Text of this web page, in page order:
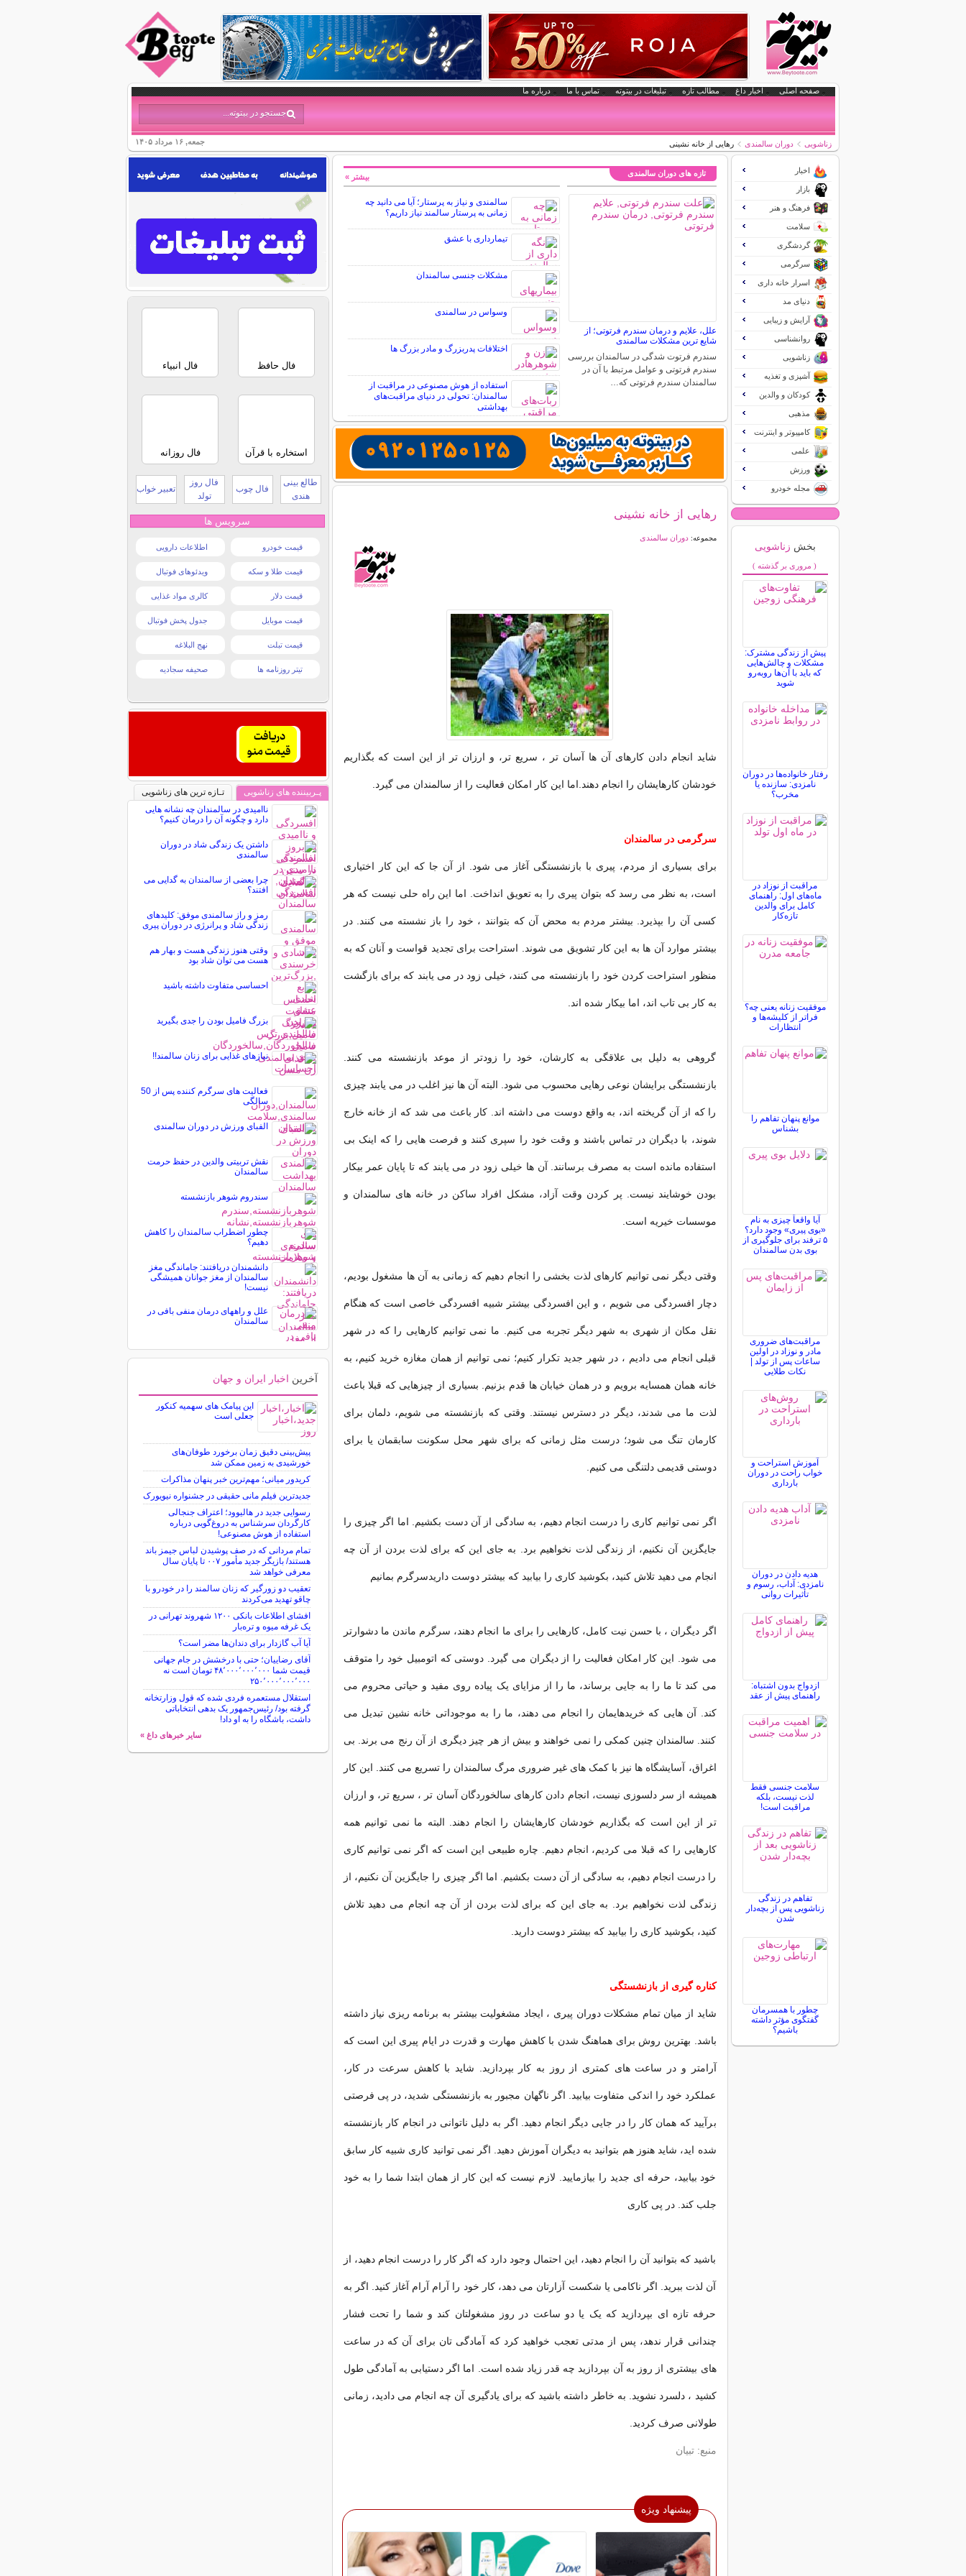
صفحه اصلی اخبار داغ مطالب تازه تبلیغات در بیتوته تماس با ما درباره ما
جمعه, ۱۶ مرداد ۱۴۰۵ زناشویی دوران سالمندی رهایی از خانه نشینی
تازه های دوران سالمندی
علل، علایم و درمان سندرم فرتوتی؛ از
شایع ترین مشکلات سالمندی
سندرم فرتوت شدگی در سالمندان بررسی
سندرم فرتوتی و عوامل مرتبط با آن در
سالمندان سندرم فرتوتی که…
سالمندی و نیاز به پرستار؛ آیا می دانید چه
زمانی به پرستار سالمند نیاز داریم؟
تیمارداری با عشق
مشکلات جنسی سالمندان
وسواس در سالمندی
اختلافات پدربزرگ و مادر بزرگ ها
استفاده از هوش مصنوعی در مراقبت از
سالمندان: تحولی در دنیای مراقبت‌های
بهداشتی
بیشتر »
رهایی از خانه نشینی
مجموعه:دوران سالمندی
شاید انجام دادن کارهای آن ها آسان تر ، سریع تر، و ارزان تر از این است که بگذاریم
خودشان کارهایشان را انجام دهند.اما این کار امکان فعالیت را از سالمندان می گیرد.
سرگرمی در سالمندان
برای بسیاری از مردم، پیری با بازنشستگی آغاز می شود. از آن جا که این کار اختیاری
است، به نظر می رسد که بتوان پیری را به تعویق انداخت. اما این راه حلی نیست که هر
کسی آن را بپذیرد. بیشتر مردم به محض آن که بتوانند ، خود را باز نشسته می کنند. در
بیشتر موارد آن ها به این کار تشویق می شوند. استراحت برای تجدید قواست و آنان که به
منظور استراحت کردن خود را بازنشسته می کنند، خیلی زود در می یابند که برای بازگشت
به کار بی تاب اند، اما بیکار شده اند.
گروهی به دلیل بی علاقگی به کارشان، خود را زودتر از موعد بازنشسته می کنند.
بازنشستگی برایشان نوعی رهایی محسوب می شود. البته آن ها نیز اغلب در می یابند چیزی
را که از آن گریخته اند، به واقع دوست می داشته اند. کار باعث می شد که از خانه خارج
شوند، با دیگران در تماس باشند و وقت خود را سپری کنند و فرصت هایی را که اینک بی
استفاده مانده است به مصرف برسانند. آن ها خیلی زود در می یابند که تا پایان عمر بیکار
بودن خوشایند نیست. پر کردن وقت آزاد، مشکل افراد ساکن در خانه های سالمندان و
موسسات خیریه است.
وقتی دیگر نمی توانیم کارهای لذت بخشی را انجام دهیم که زمانی به آن ها مشغول بودیم،
دچار افسردگی می شویم ، و این افسردگی بیشتر شبیه افسردگی خاصی است که هنگام
نقل مکان از شهری به شهر دیگر تجربه می کنیم. ما نمی توانیم کارهایی را که در شهر
قبلی انجام می دادیم ، در شهر جدید تکرار کنیم؛ نمی توانیم از همان مغازه خرید کنیم، به
خانه همان همسایه برویم و در همان خیابان ها قدم بزنیم. بسیاری از چیزهایی که قبلا باعث
لذت ما می شدند، دیگر در دسترس نیستند. وقتی که بازنشسته می شویم، دلمان برای
کارمان تنگ می شود؛ درست مثل زمانی که برای شهر محل سکونت سابقمان یا برای
دوستی قدیمی دلتنگی می کنیم.
اگر نمی توانیم کاری را درست انجام دهیم، به سادگی از آن دست بکشیم. اما اگر چیزی را
جایگزین آن نکنیم، از زندگی لذت نخواهیم برد. به جای این که برای لذت بردن از آن چه
انجام می دهید تلاش کنید، بکوشید کاری را بیابید که بیشتر دوست داریدسرگرم بمانیم
اگر دیگران ، با حسن نیت کامل، کارهایی را برای ما انجام دهند، سرگرم ماندن ما دشوارتر
می شود. این کار امکان فعالیت را از دیگران می گیرد. دوستی که اتومبیل خود را متوقف
می کند تا ما را به جایی برساند، ما را از مزایای یک پیاده روی مفید و حیاتی محروم می
کند. آن هایی که خریدهایمان را انجام می دهند، ما را به موجوداتی خانه نشین تبدیل می
کنند. سالمندان چنین کمکی را نمی خواهند و بیش از هر چیز دیگری از آن رنج می برند. بی
اغراق، آسایشگاه ها نیز با کمک های غیر ضروری مرگ سالمندان را تسریع می کنند. این کار
همیشه از سر دلسوزی نیست، انجام دادن کارهای سالخوردگان آسان تر ، سریع تر، و ارزان
تر از این است که بگذاریم خودشان کارهایشان را انجام دهند. البته ما نمی توانیم همه
کارهایی را که قبلا می کردیم، انجام دهیم. چاره طبیعی این است که اگر نمی توانیم کاری
را درست انجام دهیم، به سادگی از آن دست بکشیم. اما اگر چیزی را جایگزین آن نکنیم، از
زندگی لذت نخواهیم برد. به جای این که برای لذت بردن از آن چه انجام می دهید تلاش
کنید، بکوشید کاری را بیابید که بیشتر دوست دارید.
کناره گیری از بازنشستگی
شاید از میان تمام مشکلات دوران پیری ، ایجاد مشغولیت بیشتر به برنامه ریزی نیاز داشته
باشد. بهترین روش برای هماهنگ شدن با کاهش مهارت و قدرت در ایام پیری این است که
آرامتر و در ساعت های کمتری از روز به کار بپردازید. شاید با کاهش سرعت در کار،
عملکرد خود را اندکی متفاوت بیابید. اگر ناگهان مجبور به بازنشستگی شدید، در پی فرصتی
برآیید که همان کار را در جایی دیگر انجام دهید. اگر به دلیل ناتوانی در انجام کار بازنشسته
شده اید، شاید هنوز هم بتوانید به دیگران آموزش دهید. اگر نمی توانید کاری شبیه کار سابق
خود بیابید، حرفه ای جدید را بیازمایید. لازم نیست که این کار از همان ابتدا شما را به خود
جلب کند. در پی کاری
باشید که بتوانید آن را انجام دهید، این احتمال وجود دارد که اگر کار را درست انجام دهید، از
آن لذت ببرید. اگر ناکامی یا شکست آزارتان می دهد، کار خود را آرام آرام آغاز کنید. اگر به
حرفه تازه ای بپردازید که یک یا دو ساعت در روز مشغولتان کند و شما را تحت فشار
چندانی قرار ندهد، پس از مدتی تعجب خواهید کرد که آمادگی تان برای آن که در ساعت
های بیشتری از روز به آن بپردازید چه قدر زیاد شده است. اما اگر دستیابی به آمادگی طول
کشید ، دلسرد نشوید. به خاطر داشته باشید که برای یادگیری آن چه انجام می دادید، زمانی
طولانی صرف کردید.
منبع: تبیان
پیشنهاد ویژه
اخبار
بازار
فرهنگ و هنر
سلامت
گردشگری
سرگرمی
اسرار خانه داری
دنیای مد
آرایش و زیبایی
روانشناسی
زناشویی
آشپزی و تغذیه
کودکان و والدین
مذهبی
کامپیوتر و اینترنت
علمی
ورزش
مجله خودرو
بخش زناشویی
( مروری بر گذشته )
پیش از زندگی مشترک:
مشکلات و چالش‌هایی
که باید با آن‌ها روبه‌رو
شوید
رفتار خانواده‌ها در دوران
نامزدی: سازنده یا
مخرب؟
مراقبت از نوزاد در
ماه‌های اول: راهنمای
کامل برای والدین
تازه‌کار
موفقیت زنانه یعنی چه؟
فراتر از کلیشه‌ها و
انتظارات
موانع پنهان تفاهم را
بشناس
آیا واقعاً چیزی به نام
«بوی پیری» وجود دارد؟
۵ ترفند برای جلوگیری از
بوی بدن سالمندان
مراقبت‌های ضروری
مادر و نوزاد در اولین
ساعات پس از تولد |
نکات طلایی
آموزش استراحت و
خواب راحت در دوران
بارداری
هدیه دادن در دوران
نامزدی: آداب، رسوم و
تأثیرات روانی
ازدواج بدون اشتباه:
راهنمای پیش از عقد
سلامت جنسی فقط
لذت نیست، بلکه
مراقبت است!
تفاهم در زندگی
زناشویی پس از بچه‌دار
شدن
چطور با همسرمان
گفتگوی مؤثر داشته
باشیم؟
فال حافظ فال انبیاء
استخاره با قرآن فال روزانه
طالع بینی
هندی
فال چوب
فال روز
تولد
تعبیر خواب
سرویس ها
قیمت خودرو اطلاعات دارویی
قیمت طلا و سکه ویدئوهای فوتبال
قیمت دلار کالری مواد غذایی
قیمت موبایل جدول پخش فوتبال
قیمت تبلت نهج البلاغه
تیتر روزنامه ها صحیفه سجادیه
پـربیننده های زناشویی
تـازه ترین های زناشویی
ناامیدی در سالمندان چه نشانه هایی
دارد و چگونه آن را درمان کنیم؟
داشتن یک زندگی شاد در دوران
سالمندی
چرا بعضی از سالمندان به گدایی می
افتند؟
رمز و راز سالمندی موفق: کلیدهای
زندگی شاد و پرانرژی در دوران پیری
وقتی هنوز زندگی هست و بهار هم
هست می توان شاد بود
احساسی متفاوت داشته باشید
بزرگ فامیل بودن را جدی بگیرید
نیازهای غذایی برای زنان سالمند!!
فعالیت های سرگرم کننده پس از 50
سالگی
الفبای ورزش در دوران سالمندی
نقش تربیتی والدین در حفظ حرمت
سالمندان
سندروم شوهر بازنشسته
چطور اضطراب سالمندان را کاهش
دهیم؟
دانشمندان دریافتند: جاماندگی مغز
سالمندان از مغز جوانان همیشگی
نیست!
علل و راههای درمان منفی بافی در
سالمندان
آخرین اخبار ایران و جهان
این پیامک های سهمیه کنکور
جعلی است
پیش‌بینی دقیق زمان برخورد طوفان‌های
خورشیدی به زمین ممکن شد
کریدور میانی؛ مهم‌ترین خبر پنهان مذاکرات
جدیدترین فیلم مانی حقیقی در جشنواره نیویورک
رسوایی جدید در هالیوود؛ اعتراف جنجالی
کارگردان سرشناس به دروغ‌گویی درباره
استفاده از هوش مصنوعی!
تمام مردانی که در صف پوشیدن لباس جیمز باند
هستند/ بازیگر جدید مأمور ۰۰۷ تا پایان سال
معرفی خواهد شد
تعقیب دو زورگیر که زنان سالمند را در خودرو با
چاقو تهدید می‌کردند
افشای اطلاعات بانکی ۱۲۰۰ شهروند تهرانی در
یک غرفه میوه و تره‌بار
آیا آب گازدار برای دندان‌ها مضر است؟
آقای رضاییان؛ حتی با درخشش در جام جهانی
قیمت شما ۴۸٬۰۰۰٬۰۰۰٬۰۰۰ تومان است نه
۲۵۰٬۰۰۰٬۰۰۰٬۰۰۰
استقلال مستعمره فردی شده که قول وزارتخانه
گرفته بود/ رئیس‌جمهور یک بدهی انتخاباتی
داشت، باشگاه را به او داد!
سایر خبرهای داغ »